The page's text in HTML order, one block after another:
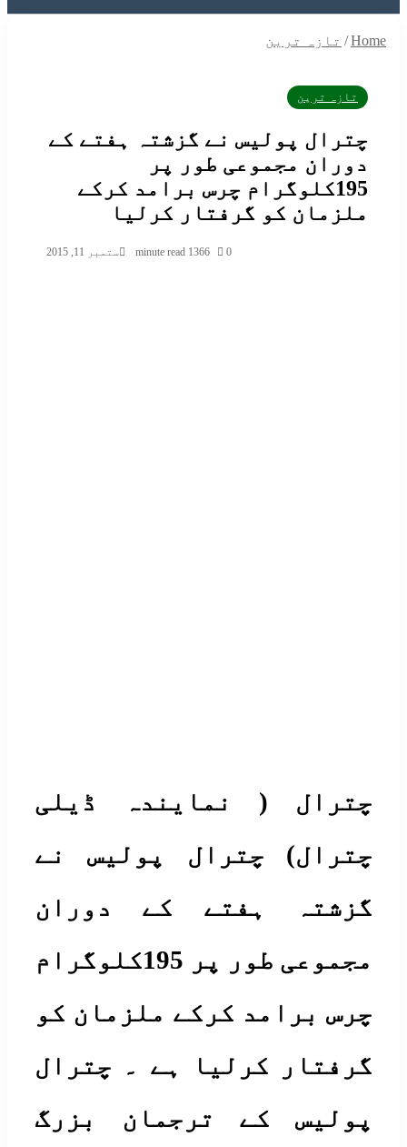
تازہ ترین
تازہ ترین
پولیس نے گزشتہ ہفتے کے
مجموعی طور پر
195کلوگرام چرس برامد کرکے
کو گرفتار کرلیا
ستمبر 11, 2015
( نمایندہ ڈیلی
چترال پولیس نے
ہفتے کے دوران
مجموعی طور پر 195کلوگرام
برامد کرکے ملزمان کو
کرلیا ہے ۔ چترال
کے ترجمان بزرگ